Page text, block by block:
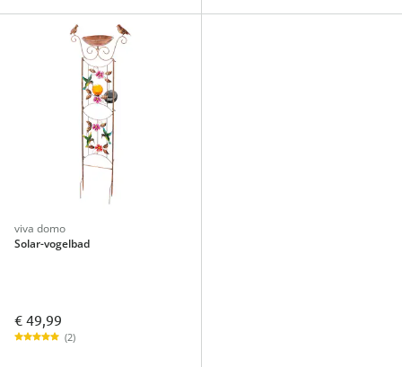
viva domo
Solar-vogelbad
€ 49,99
(2)